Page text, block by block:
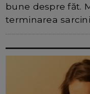
bune despre făt.
terminarea